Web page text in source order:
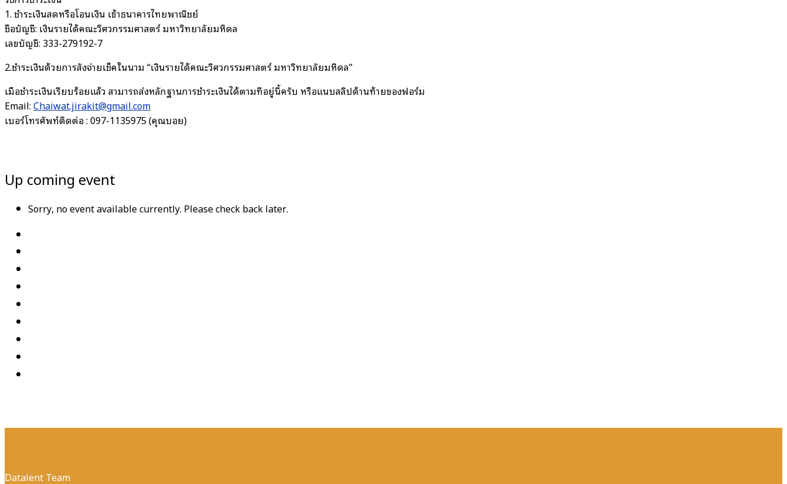
1. ชำระเงินสดหรือโอนเงิน เข้าธนาคารไทยพาณิชย์
ชื่อบัญชี: เงินรายได้คณะวิศวกรรมศาสตร์ มหาวิทยาลัยมหิดล
เลขบัญชี: 333-279192-7
2.ชำระเงินด้วยการสั่งจ่ายเช็คในนาม “เงินรายได้คณะวิศวกรรมศาสตร์ มหาวิทยาลัยมหิดล”
เมื่อชำระเงินเรียบร้อยแล้ว สามารถส่งหลักฐานการชำระเงินได้ตามที่อยู่นี้ครับ หรือแนบสลิปด้านท้ายของฟอร์ม
Email:Chaiwat.jirakit@gmail.com
เบอร์โทรศัพท์ติดต่อ : 097-1135975 (คุณบอย)
Up coming event
Sorry, no event available currently. Please check back later.
Datalent Team